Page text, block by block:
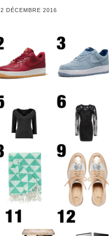
2 DÉCEMBRE 2016